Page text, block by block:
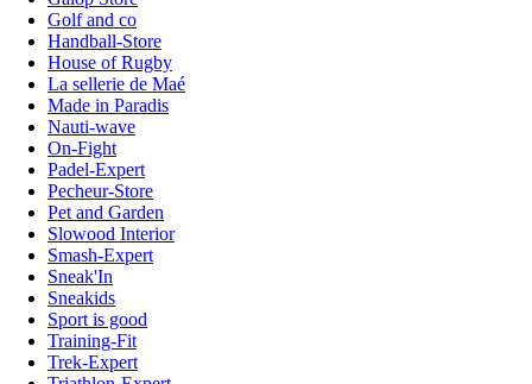
Golf and co
Handball-Store
House of Rugby
La sellerie de Maé
Made in Paradis
Nauti-wave
On-Fight
Padel-Expert
Pecheur-Store
Pet and Garden
Slowood Interior
Smash-Expert
Sneak'In
Sneakids
Sport is good
Training-Fit
Trek-Expert